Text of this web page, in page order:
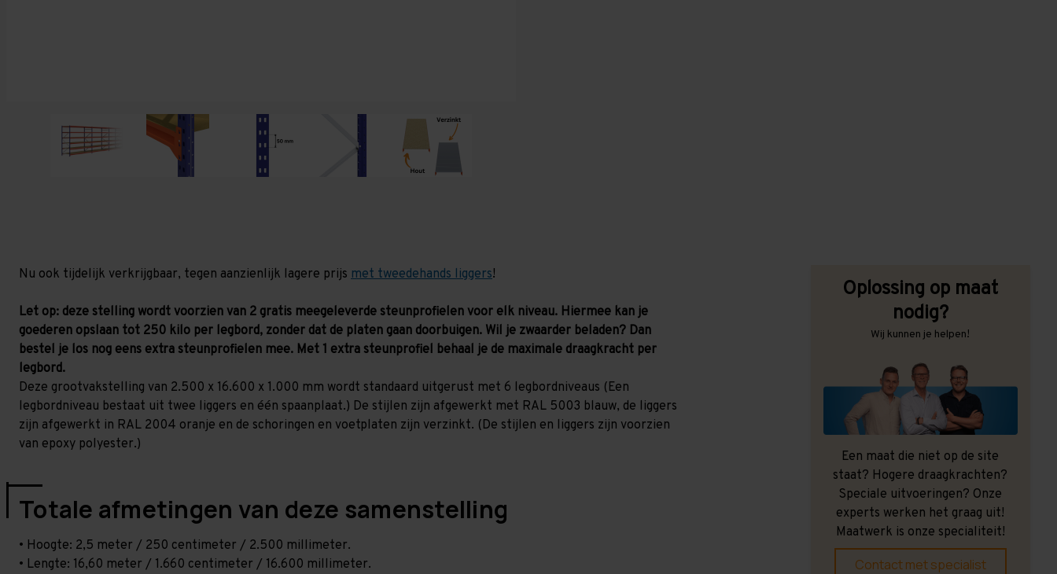
Nu ook tijdelijk verkrijgbaar, tegen aanzienlijk lagere prijs met tweedehands liggers!
Let op: deze stelling wordt voorzien van 2 gratis meegeleverde steunprofielen voor elk niveau. Hiermee kan je
goederen opslaan tot 250 kilo per legbord, zonder dat de platen gaan doorbuigen. Wil je zwaarder beladen? Dan
bestel je los nog eens extra steunprofielen mee. Met 1 extra steunprofiel behaal je de maximale draagkracht per
legbord.
Deze grootvakstelling van 2.500 x 16.600 x 1.000 mm wordt standaard uitgerust met 6 legbordniveaus (Een
legbordniveau bestaat uit twee liggers en één spaanplaat.) De stijlen zijn afgewerkt met RAL 5003 blauw, de liggers
zijn afgewerkt in RAL 2004 oranje en de schoringen en voetplaten zijn verzinkt. (De stijlen en liggers zijn voorzien
van epoxy polyester.)
Totale afmetingen van deze samenstelling
• Hoogte: 2,5 meter / 250 centimeter / 2.500 millimeter.
• Lengte: 16,60 meter / 1.660 centimeter / 16.600 millimeter.
Oplossing op maat
nodig?
Wij kunnen je helpen!
Een maat die niet op de site
staat? Hogere draagkrachten?
Speciale uitvoeringen? Onze
experts werken het graag uit!
Maatwerk is onze specialiteit!
Contact met specialist